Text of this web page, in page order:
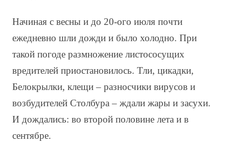
Начиная с весны и до 20-ого июля почти
ежедневно шли дожди и было холодно. При
такой погоде размножение листососущих
вредителей приостановилось. Тли, цикадки,
Белокрылки, клещи – разносчики вирусов и
возбудителей Столбура – ждали жары и засухи.
И дождались: во второй половине лета и в
сентябре.